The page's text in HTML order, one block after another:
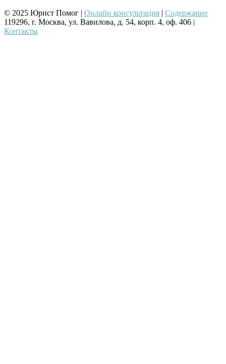
© 2025 Юрист Помог | Онлайн консультация
Содержание
119296, г. Москва, ул. Вавилова, д. 54, корп. 4, оф. 406 |
Контакты